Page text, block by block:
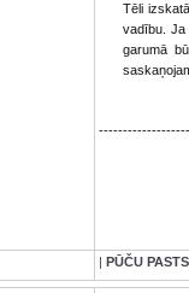
Tēli
vadību.
garumā
| PŪČU PASTS